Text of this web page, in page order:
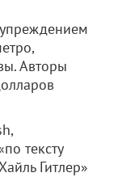
Авторы
тексту
Гитлер»